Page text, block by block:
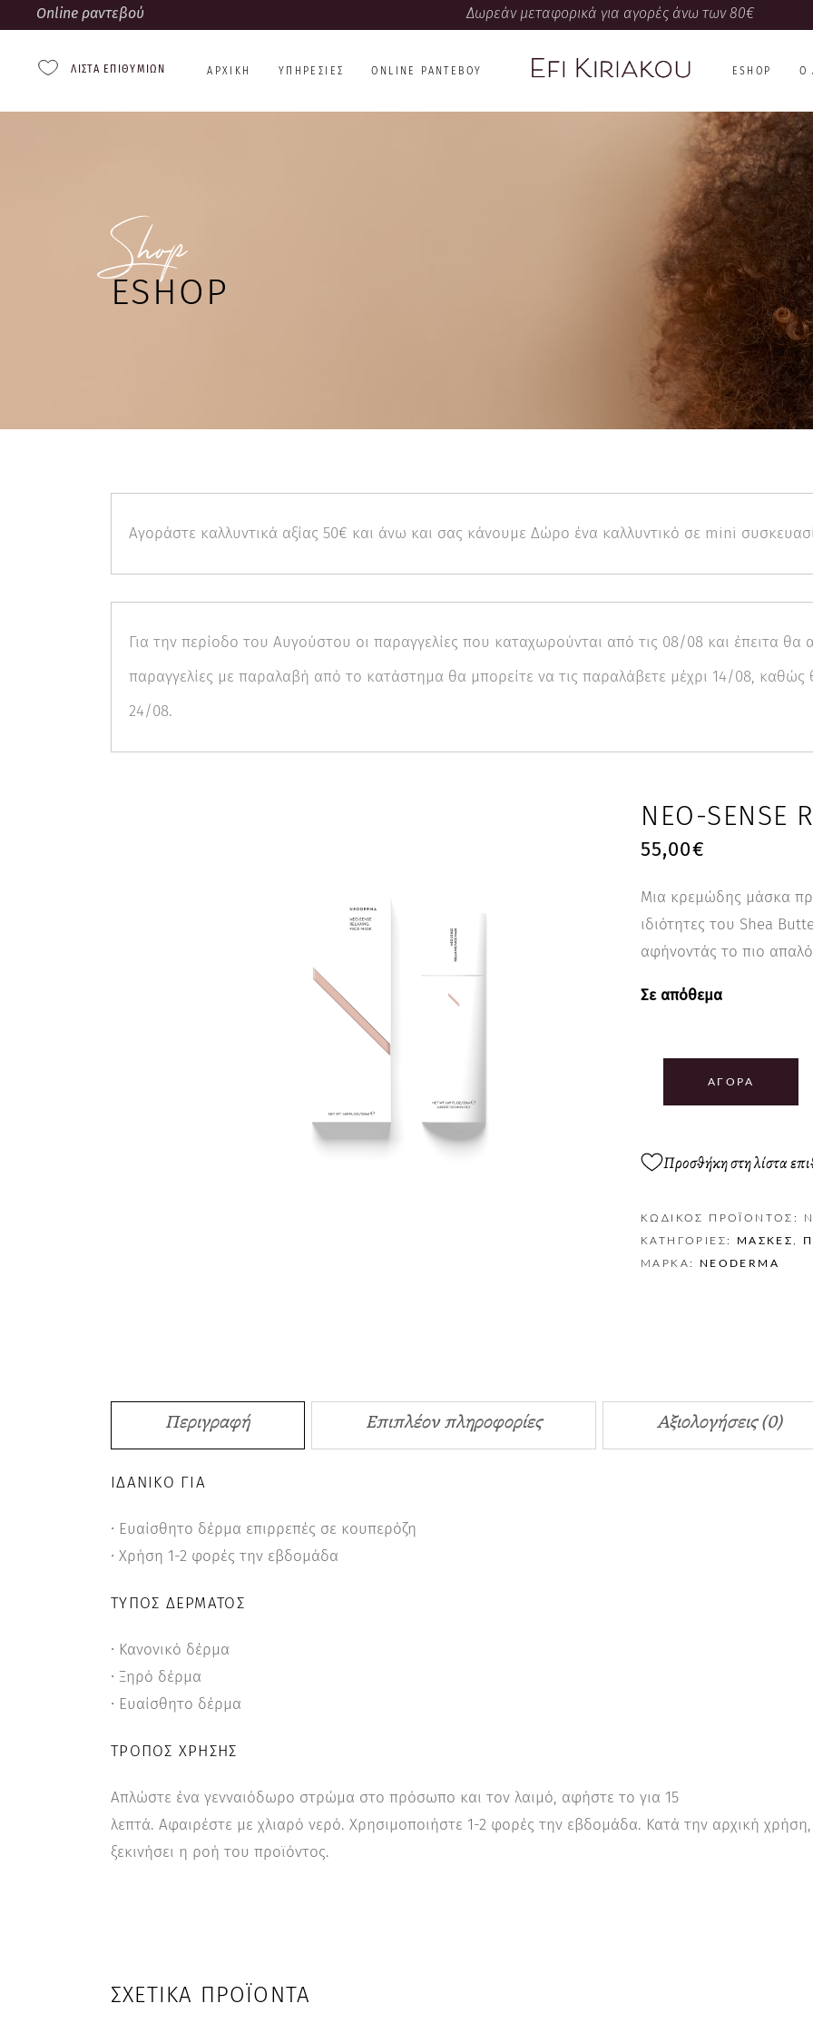
Online ραντεβού Δωρεάν μεταφορικά για αγορές άνω των 80€
ΛΊΣΤΑ ΕΠΙΘΥΜΙΏΝ ΑΡΧΙΚΉ ΥΠΗΡΕΣΊΕΣ ONLINE ΡΑΝΤΕΒΟΎ ESHOP Ο
Shop
ESHOP
Αγοράστε καλλυντικά αξίας 50€ και άνω και σας κάνουμε Δώρο ένα καλλυντικό σε mini
Για την περίοδο του Αυγούστου οι παραγγελίες που καταχωρούνται από τις 08/08 και έπειτα θα
παραγγελίες με παραλαβή από το κατάστημα θα μπορείτε να τις παραλάβετε μέχρι 14/08, καθώς
24/08.
NEO-SENSE
55,00€
Μια κρεμώδης μάσκα
ιδιότητες του Shea
αφήνοντάς το πιο
Σε απόθεμα
ΑΓΟΡΆ
Προσθήκη στη λίστα
ΚΩΔΙΚΌΣ ΠΡΟΪΌΝΤΟΣ:
ΚΑΤΗΓΟΡΊΕΣ: ΜΆΣΚΕΣ
ΜΆΡΚΑ: NEODERMA
Περιγραφή Επιπλέον πληροφορίες Αξιολογήσεις (0)
ΙΔΑΝΙΚΌ ΓΙΑ
∙ Ευαίσθητο δέρμα επιρρεπές σε κουπερόζη
∙ Χρήση 1-2 φορές την εβδομάδα
ΤΎΠΟΣ ΔΈΡΜΑΤΟΣ
∙ Κανονικό δέρμα
∙ Ξηρό δέρμα
∙ Ευαίσθητο δέρμα
ΤΡΌΠΟΣ ΧΡΉΣΗΣ
Απλώστε ένα γενναιόδωρο στρώμα στο πρόσωπο και τον λαιμό, αφήστε το για 15
λεπτά. Αφαιρέστε με χλιαρό νερό. Χρησιμοποιήστε 1-2 φορές την εβδομάδα. Κατά την αρχική χρήση,
ξεκινήσει η ροή του προϊόντος.
ΣΧΕΤΙΚΆ ΠΡΟΪΌΝΤΑ